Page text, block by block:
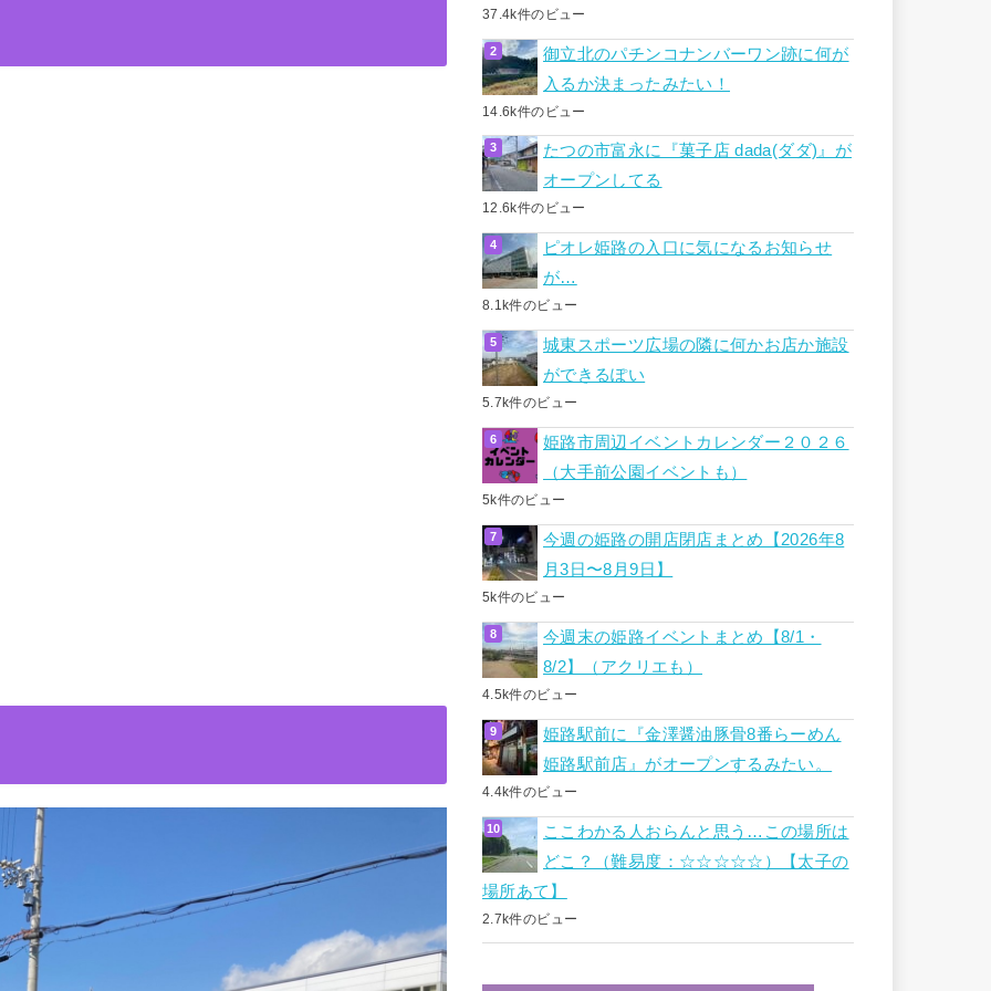
37.4k件のビュー
御立北のパチンコナンバーワン跡に何が
入るか決まったみたい！
14.6k件のビュー
たつの市富永に『菓子店 dada(ダダ)』が
オープンしてる
12.6k件のビュー
ピオレ姫路の入口に気になるお知らせ
が…
8.1k件のビュー
城東スポーツ広場の隣に何かお店か施設
ができるぽい
5.7k件のビュー
姫路市周辺イベントカレンダー２０２６
（大手前公園イベントも）
5k件のビュー
今週の姫路の開店閉店まとめ【2026年8
月3日〜8月9日】
5k件のビュー
今週末の姫路イベントまとめ【8/1・
8/2】（アクリエも）
4.5k件のビュー
姫路駅前に『金澤醤油豚骨8番らーめん
姫路駅前店』がオープンするみたい。
4.4k件のビュー
ここわかる人おらんと思う…この場所は
どこ？（難易度：☆☆☆☆☆）【太子の
場所あて】
2.7k件のビュー